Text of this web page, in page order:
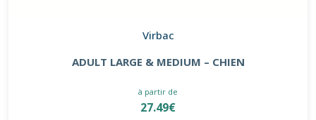
Virbac
ADULT LARGE & MEDIUM – CHIEN
à partir de
27.49€